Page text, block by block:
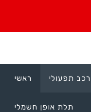
ראשי רכב תפעולי
תלת אופן חשמלי